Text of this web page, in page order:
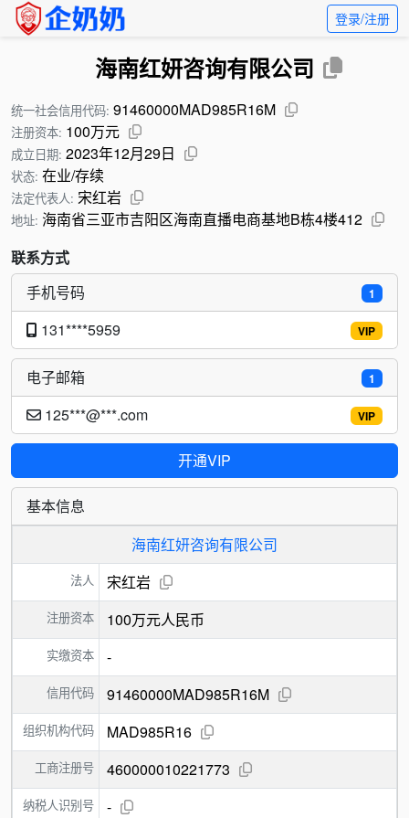
登录/注册
海南红妍咨询有限公司
统一社会信用代码: 91460000MAD985R16M
注册资本: 100万元
成立日期: 2023年12月29日
状态: 在业/存续
法定代表人: 宋红岩
地址: 海南省三亚市吉阳区海南直播电商基地B栋4楼412
联系方式
1
手机号码
VIP
131****5959
1
电子邮箱
VIP
125***@***.com
开通VIP
基本信息
海南红妍咨询有限公司
法人 宋红岩
注册资本 100万元人民币
实缴资本 -
信用代码 91460000MAD985R16M
组织机构代码 MAD985R16
工商注册号 460000010221773
纳税人识别号 -